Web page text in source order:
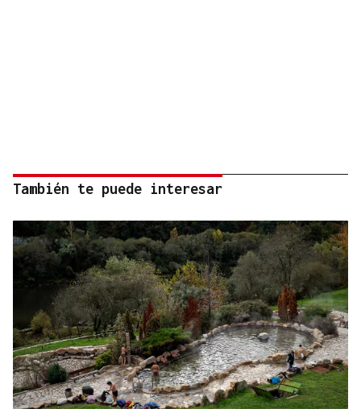
También te puede interesar